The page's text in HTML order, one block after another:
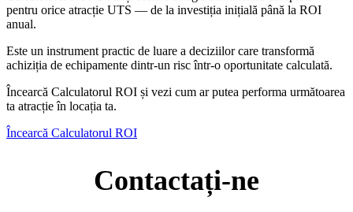
pentru orice atracție UTS — de la investiția inițială până la ROI
anual.
Este un instrument practic de luare a deciziilor care transformă
achiziția de echipamente dintr-un risc într-o oportunitate calculată.
Încearcă Calculatorul ROI și vezi cum ar putea performa următoarea
ta atracție în locația ta.
Încearcă Calculatorul ROI
Contactați-ne